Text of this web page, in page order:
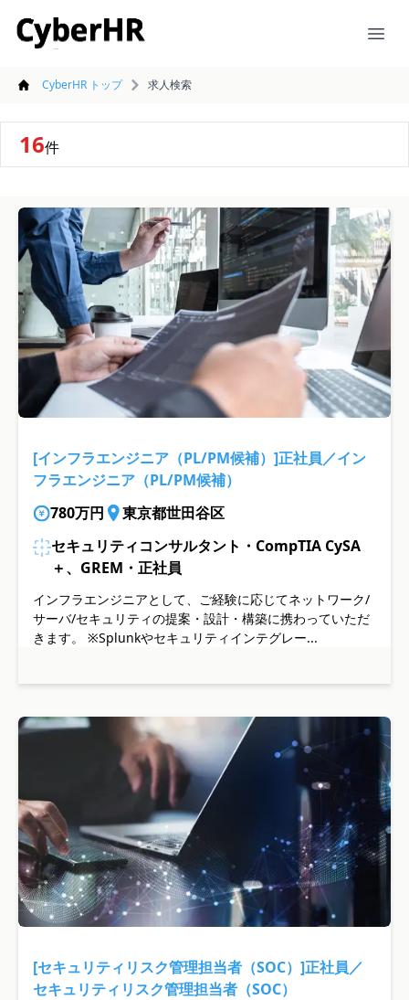
CyberHR
CyberHR トップ 求人検索
16件
[インフラエンジニア（PL/PM候補）]正社員／イン
フラエンジニア（PL/PM候補）
780万円
東京都世田谷区
セキュリティコンサルタント・CompTIA CySA
＋、GREM・正社員
インフラエンジニアとして、ご経験に応じてネットワーク/
サーバ/セキュリティの提案・設計・構築に携わっていただ
きます。 ※Splunkやセキュリティインテグレー...
[セキュリティリスク管理担当者（SOC）]正社員／
セキュリティリスク管理担当者（SOC）